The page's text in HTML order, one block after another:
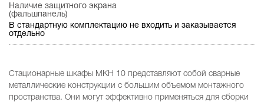
Наличие защитного экрана
(фальшпанель)
В стандартную комплектацию не входить и заказывается
отдельно
Стационарные шкафы МКН 10 представляют собой сварные
металлические конструкции с большим объемом монтажного
пространства. Они могут эффективно применяться для сборки